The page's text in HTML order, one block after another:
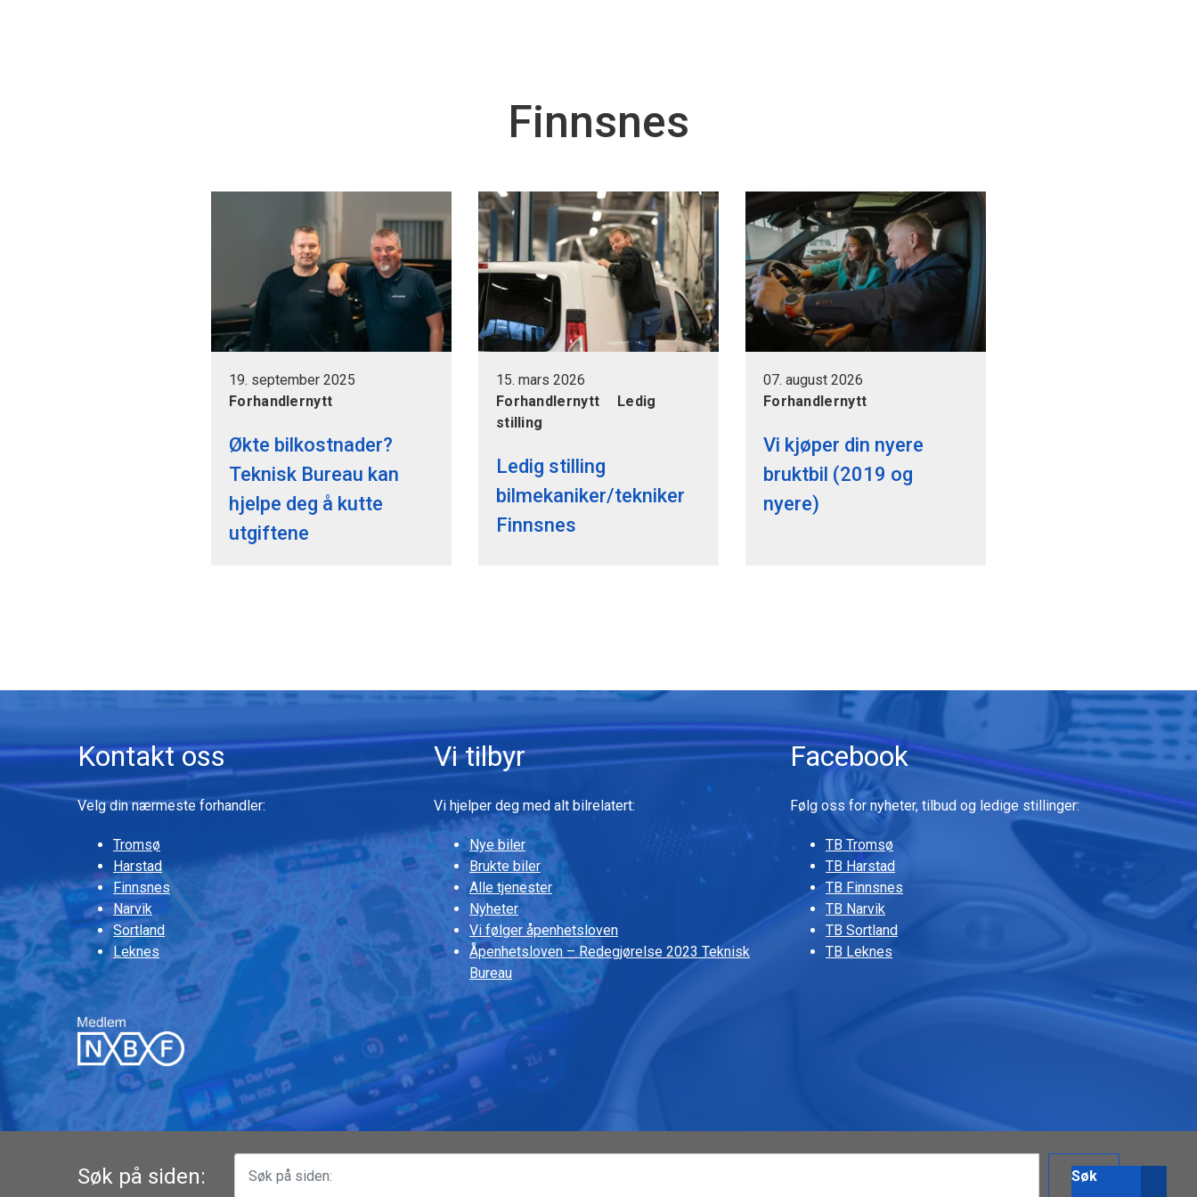
Finnsnes
19. september 2025
Forhandlernytt
Økte bilkostnader?
Teknisk Bureau kan
hjelpe deg å kutte
utgiftene
15. mars 2026
Forhandlernytt
Ledig
stilling
Ledig stilling
bilmekaniker/tekniker
Finnsnes
07. august 2026
Forhandlernytt
Vi kjøper din nyere
bruktbil (2019 og
nyere)
Kontakt oss
Velg din nærmeste forhandler:
Tromsø
Harstad
Finnsnes
Narvik
Sortland
Leknes
Vi tilbyr
Vi hjelper deg med alt bilrelatert:
Nye biler
Brukte biler
Alle tjenester
Nyheter
Vi følger åpenhetsloven
Åpenhetsloven – Redegjørelse 2023 Teknisk
Bureau
Facebook
Følg oss for nyheter, tilbud og ledige stillinger:
TB Tromsø
TB Harstad
TB Finnsnes
TB Narvik
TB Sortland
TB Leknes
Søk på siden: Søk